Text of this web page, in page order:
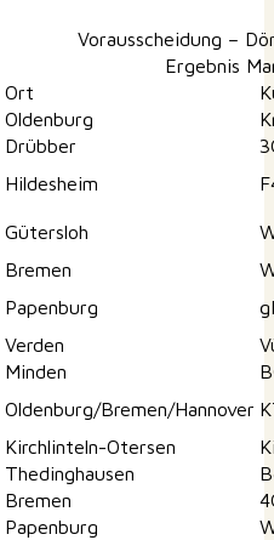
Vorausscheidung –
Ergebnis
Ort
Oldenburg
Drübber
Hildesheim
Gütersloh
Bremen
Papenburg
Verden
Minden
Oldenburg/Bremen/Hannover
Kirchlinteln-Otersen
Thedinghausen
Bremen
Papenburg